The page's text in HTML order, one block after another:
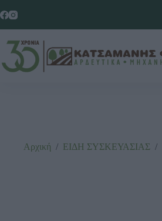
Αρχική / ΕΙΔΗ ΣΥΣΚΕΥΑΣΙΑΣ /